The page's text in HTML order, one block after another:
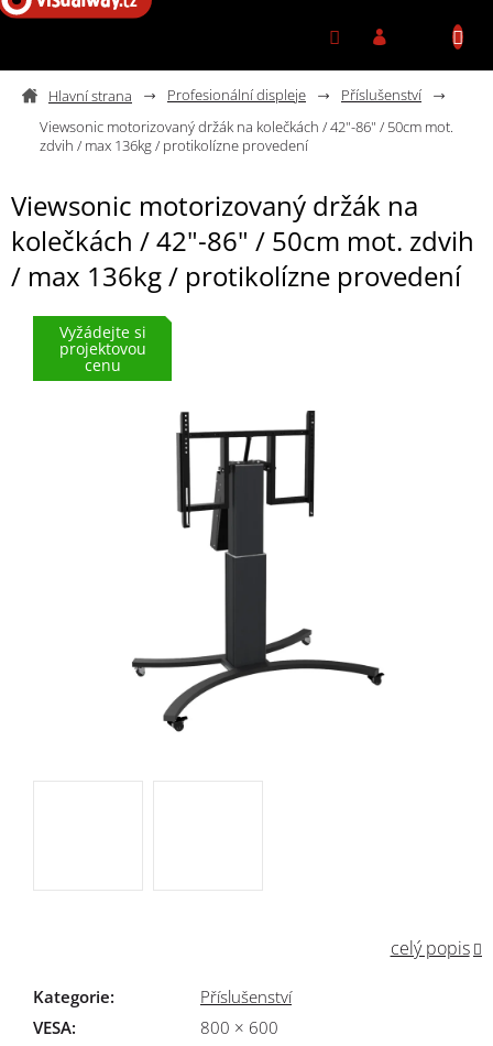
Přejít na obsah
Profesionální displeje
Příslušenství
Viewsonic motorizovaný držák na kolečkách / 42"-86" / 50cm mot.
zdvih / max 136kg / protikolízne provedení
Viewsonic motorizovaný držák na
kolečkách / 42"-86" / 50cm mot. zdvih
/ max 136kg / protikolízne provedení
Vyžádejte si
projektovou
cenu
celý popis
Kategorie:
Příslušenství
VESA:
800 × 600